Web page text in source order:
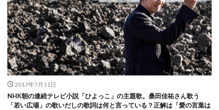
2017年7月11日
NHK朝の連続テレビ小説「ひよっこ」の主題歌。桑田佳祐さん歌う
「若い広場」の歌いだしの歌詞は何と言っている？正解は「愛の言葉は